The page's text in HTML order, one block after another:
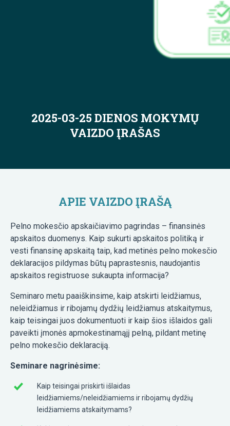
2025-03-25 DIENOS MOKYMŲ
VAIZDO ĮRAŠAS
APIE VAIZDO ĮRAŠĄ
Pelno mokesčio apskaičiavimo pagrindas – finansinės
apskaitos duomenys. Kaip sukurti apskaitos politiką ir
vesti finansinę apskaitą taip, kad metinės pelno mokesčio
deklaracijos pildymas būtų paprastesnis, naudojantis
apskaitos registruose sukaupta informacija?
Seminaro metu paaiškinsime, kaip atskirti leidžiamus,
neleidžiamus ir ribojamų dydžių leidžiamus atskaitymus,
kaip teisingai juos dokumentuoti ir kaip šios išlaidos gali
paveikti įmonės apmokestinamąjį pelną, pildant metinę
pelno mokesčio deklaraciją.
Seminare nagrinėsime:
Kaip teisingai priskirti išlaidas
leidžiamiems/neleidžiamiems ir ribojamų dydžių
leidžiamiems atskaitymams?